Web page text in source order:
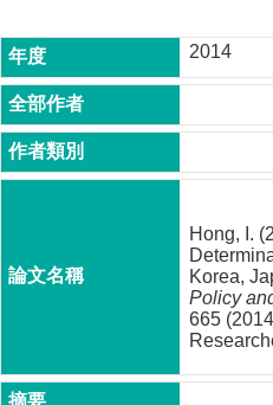
公
告
本
所
簡
所
士
2014
Hong, I.
Korea,
Policy
665